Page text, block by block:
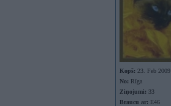
Kopš: 23. Feb 2009
No: Rīga
Ziņojumi: 33
Braucu ar: E46